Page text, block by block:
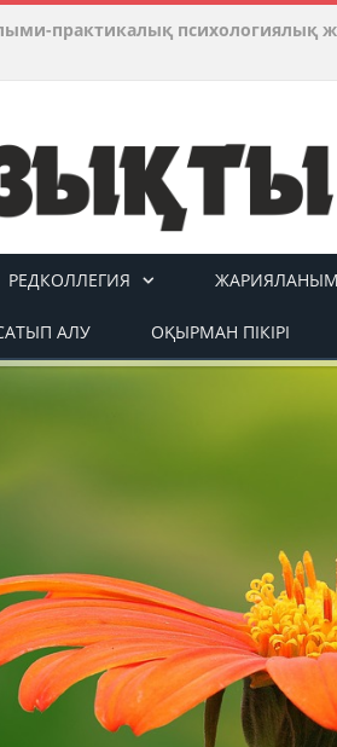
практикалық психологиялық
РЕДКОЛЛЕГИЯ ЖАРИЯЛАНЫМ
АЛУ ОҚЫРМАН ПІКІРІ